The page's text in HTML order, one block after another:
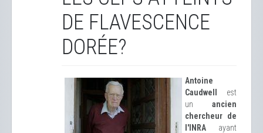
DE FLAVESCENCE
DORÉE?
Antoine
Caudwell
est
un ancien
chercheur de
l'INRA ayant